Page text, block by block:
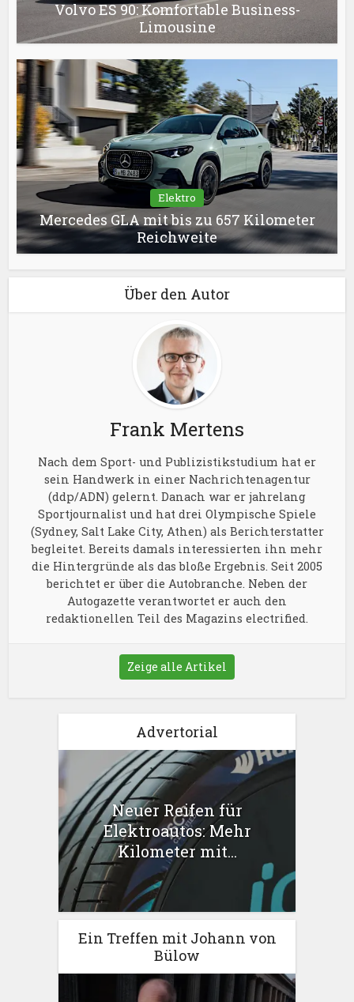
Volvo ES 90: Komfortable Business-
Limousine
Elektro
Mercedes GLA mit bis zu 657 Kilometer
Reichweite
Über den Autor
Frank Mertens
Nach dem Sport- und Publizistikstudium hat er
sein Handwerk in einer Nachrichtenagentur
(ddp/ADN) gelernt. Danach war er jahrelang
Sportjournalist und hat drei Olympische Spiele
(Sydney, Salt Lake City, Athen) als Berichterstatter
begleitet. Bereits damals interessierten ihn mehr
die Hintergründe als das bloße Ergebnis. Seit 2005
berichtet er über die Autobranche. Neben der
Autogazette verantwortet er auch den
redaktionellen Teil des Magazins electrified.
Zeige alle Artikel
Advertorial
Neuer Reifen für
Elektroautos: Mehr
Kilometer mit...
Ein Treffen mit Johann von
Bülow